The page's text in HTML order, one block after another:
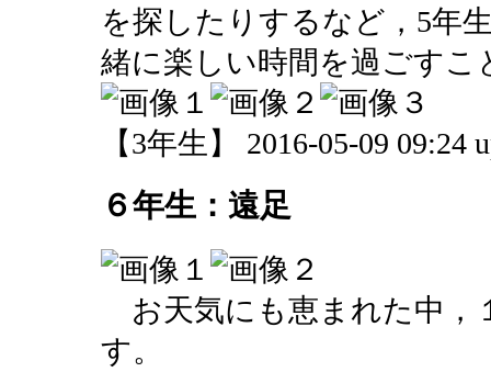
を探したりするなど，5年
緒に楽しい時間を過ごす
【3年生】 2016-05-09 09:24
６年生：遠足
お天気にも恵まれた中，
す。